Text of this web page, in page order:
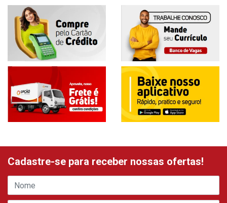
Cadastre-se para receber nossas ofertas!